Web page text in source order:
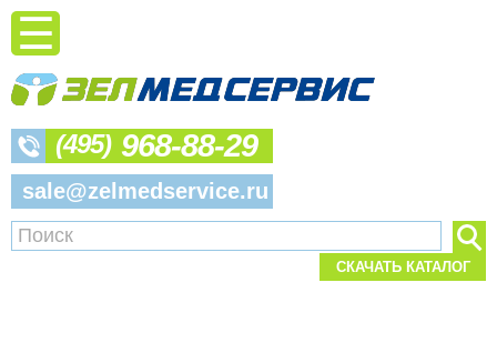
(495) 968-88-29
sale@zelmedservice.ru
СКАЧАТЬ КАТАЛОГ